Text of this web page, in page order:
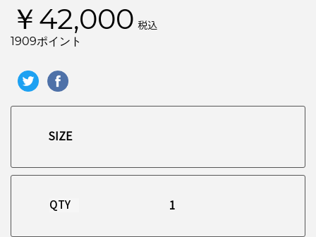
￥42,000 税込
1909ポイント
QTY